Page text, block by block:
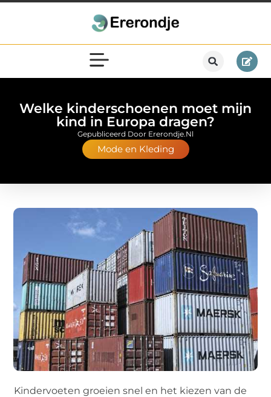
Welke kinderschoenen moet mijn
kind in Europa dragen?
Mode en Kleding
Gepubliceerd Door Ererondje.nl
Kindervoeten groeien snel en het kiezen van de